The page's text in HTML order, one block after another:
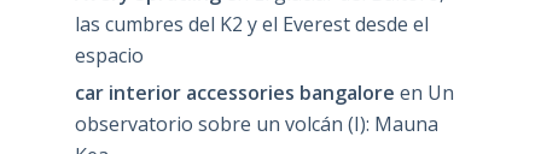
las cumbres del K2 y el Everest desde el
espacio
car interior accessories bangalore en Un
observatorio sobre un volcán (I): Mauna